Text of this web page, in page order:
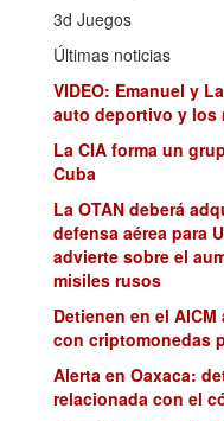
3d Juegos
Últimas noticias
VIDEO: Emanuel y
auto deportivo y los
La CIA forma un
Cuba
La OTAN deberá
defensa aérea para
advierte sobre el
misiles rusos
Detienen en el
con criptomonedas
Alerta en Oaxaca:
relacionada con el